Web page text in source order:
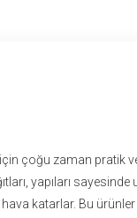
çoğu zaman pratik
yapıları sayesinde
hava katarlar. Bu